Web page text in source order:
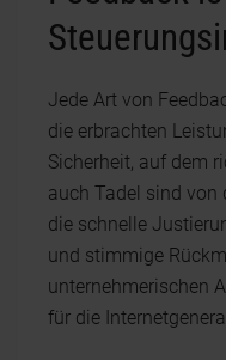
Jede Art von
die erbrachten
Sicherheit, auf dem
auch Tadel sind von
die schnelle
und stimmige
unternehmerischen
für die